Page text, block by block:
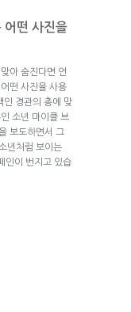
어떤 사진을
아 숨진다면 언
떤 사진을 사용
인 경관의 총에 맞
소년 마이클 브
보도하면서 그
년처럼 보이는
인이 번지고 있습